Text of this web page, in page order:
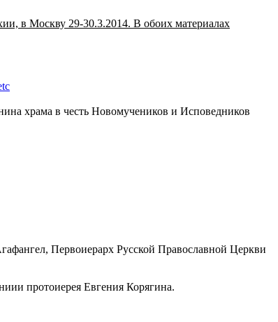
в Москву 29-30.3.2014. В обоих материалах
храма в честь Новомучеников и Исповедников
Первоиерарх Русской Православной Церкви
протоиерея Евгения Корягина.